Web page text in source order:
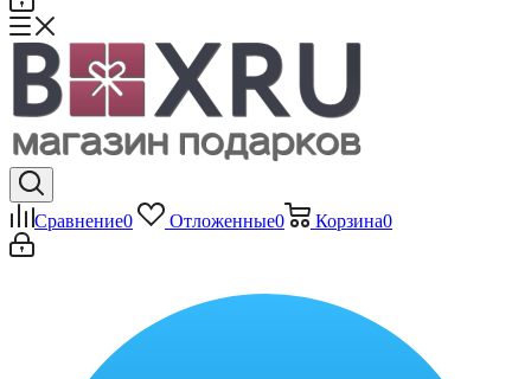
Сравнение0 Отложенные0 Корзина0